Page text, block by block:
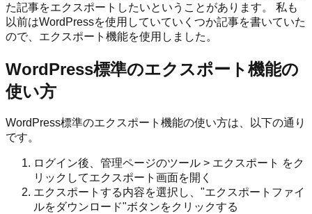
た記事をエクスポートしたいということがあります。 私も
以前はWordPressを使用していていくつか記事を書いていた
ので、エクスポート機能を使用しました。
WordPress標準のエクスポート機能の
使い方
WordPress標準のエクスポート機能の使い方は、以下の通り
です。
ログイン後、管理ページのツール > エクスポート をク
リックしてエクスポート画面を開く
エクスポートする内容を選択し、"エクスポートファイ
ルをダウンロード"ボタンをクリックする